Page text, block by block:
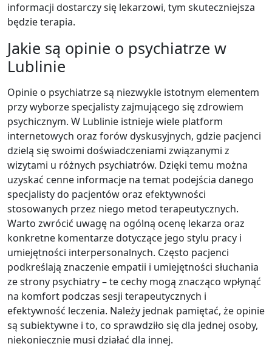
informacji dostarczy się lekarzowi, tym skuteczniejsza
będzie terapia.
Jakie są opinie o psychiatrze w
Lublinie
Opinie o psychiatrze są niezwykle istotnym elementem
przy wyborze specjalisty zajmującego się zdrowiem
psychicznym. W Lublinie istnieje wiele platform
internetowych oraz forów dyskusyjnych, gdzie pacjenci
dzielą się swoimi doświadczeniami związanymi z
wizytami u różnych psychiatrów. Dzięki temu można
uzyskać cenne informacje na temat podejścia danego
specjalisty do pacjentów oraz efektywności
stosowanych przez niego metod terapeutycznych.
Warto zwrócić uwagę na ogólną ocenę lekarza oraz
konkretne komentarze dotyczące jego stylu pracy i
umiejętności interpersonalnych. Często pacjenci
podkreślają znaczenie empatii i umiejętności słuchania
ze strony psychiatry – te cechy mogą znacząco wpłynąć
na komfort podczas sesji terapeutycznych i
efektywność leczenia. Należy jednak pamiętać, że opinie
są subiektywne i to, co sprawdziło się dla jednej osoby,
niekoniecznie musi działać dla innej.